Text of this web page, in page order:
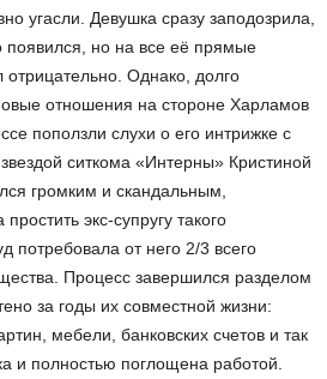
угасли. Девушка сразу заподозрила,
появился, но на все её прямые
Однако, долго
отношения на стороне Харламов
поползли слухи о его интрижке с
ситкома «Интерны» Кристиной
громким и скандальным,
экс-супругу такого
потребовала от него 2/3 всего
Процесс завершился разделом
за годы их совместной жизни:
мебели, банковских счетов и так
и полностью поглощена работой.